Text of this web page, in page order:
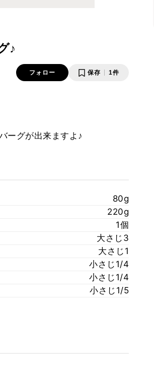
♪
フォロー 保存 1件
ーグが出来ますよ♪
80g
220g
1個
大さじ3
大さじ1
小さじ1/4
小さじ1/4
小さじ1/5